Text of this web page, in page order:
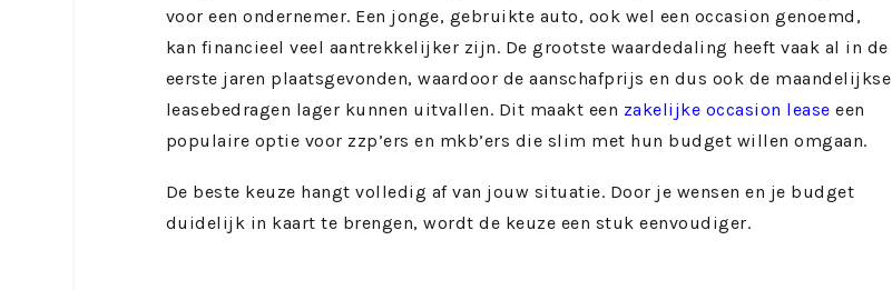
voor een ondernemer. Een jonge, gebruikte auto, ook wel een occasion genoemd,
kan financieel veel aantrekkelijker zijn. De grootste waardedaling heeft vaak al in de
eerste jaren plaatsgevonden, waardoor de aanschafprijs en dus ook de maandelijkse
leasebedragen lager kunnen uitvallen. Dit maakt een zakelijke occasion lease een
populaire optie voor zzp’ers en mkb’ers die slim met hun budget willen omgaan.
De beste keuze hangt volledig af van jouw situatie. Door je wensen en je budget
duidelijk in kaart te brengen, wordt de keuze een stuk eenvoudiger.